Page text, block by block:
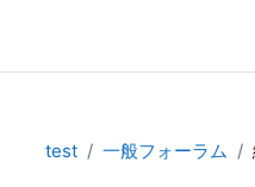
test 一般フォーラム